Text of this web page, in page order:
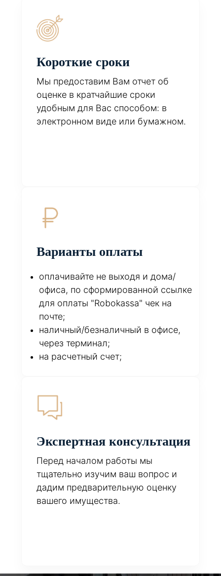
Короткие сроки
Мы предоставим Вам отчет об
оценке в кратчайшие сроки
удобным для Вас способом: в
электронном виде или бумажном.
Варианты оплаты
оплачивайте не выходя и дома/
офиса, по сформированной ссылке
для оплаты "Robokassa" чек на
почте;
наличный/безналичный в офисе,
через терминал;
на расчетный счет;
Экспертная консультация
Перед началом работы мы
тщательно изучим ваш вопрос и
дадим предварительную оценку
вашего имущества.